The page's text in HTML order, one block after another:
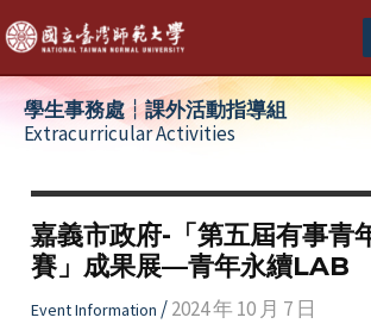
Skip
to
content
學生事務處┆課外活動指導組
Extracurricular Activities
嘉義市政府-「第五屆有事青
賽」成果展—青年永續LAB
Event Information /2024 年 10 月 7 日